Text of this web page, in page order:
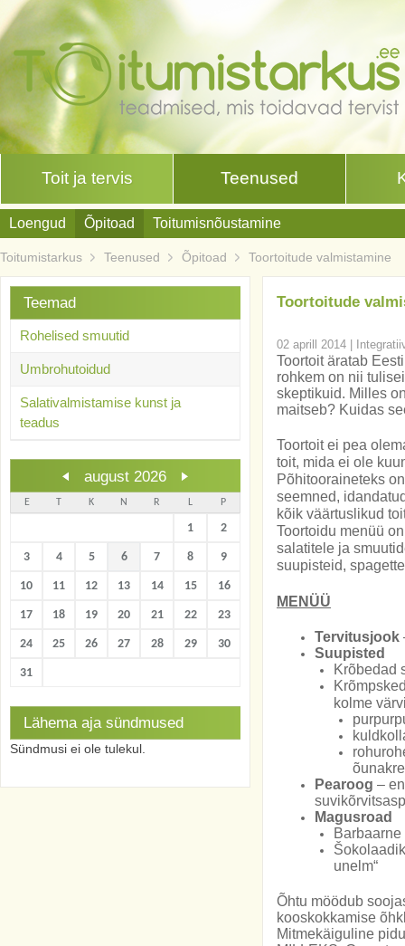
Toit ja tervis Teenused
Loengud Õpitoad Toitumisnõustamine
Toitumistarkus Teenused Õpitoad Toortoitude valmistamine
Toortoitude
02 aprill 2014
Toortoit äratab
rohkem on nii
skeptikuid. Milles
maitseb? Kuidas
Toortoit ei pea
toit, mida ei ole
Põhitooraineteks
seemned,
kõik väärtuslikud
Toortoidu menüü
salatitele ja
suupisteid,
MENÜÜ
Tervitusjook
Suupisted
Krõbedad
kolme
Pearoog –
Magusroad
unelm“
Õhtu möödub
kooskokkamise
Mitmekäiguline
Teemad
Rohelised smuutid
Umbrohutoidud
Salativalmistamise kunst ja
teadus
august 2026
E T K N R L P
1 2
3 4 5 6 7 8 9
10 11 12 13 14 15 16
17 18 19 20 21 22 23
24 25 26 27 28 29 30
31
Lähema aja sündmused
Sündmusi ei ole tulekul.